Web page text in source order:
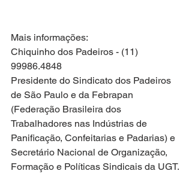
Mais informações:
Chiquinho dos Padeiros - (11)
99986.4848
Presidente do Sindicato dos Padeiros
de São Paulo e da Febrapan
(Federação Brasileira dos
Trabalhadores nas Indústrias de
Panificação, Confeitarias e Padarias) e
Secretário Nacional de Organização,
Formação e Políticas Sindicais da UGT.